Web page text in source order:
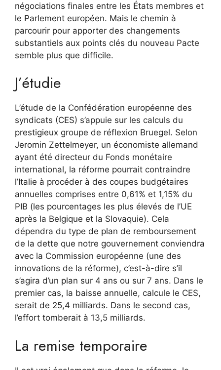
négociations finales entre les États membres et
le Parlement européen. Mais le chemin à
parcourir pour apporter des changements
substantiels aux points clés du nouveau Pacte
semble plus que difficile.
J’étudie
L’étude de la Confédération européenne des
syndicats (CES) s’appuie sur les calculs du
prestigieux groupe de réflexion Bruegel. Selon
Jeromin Zettelmeyer, un économiste allemand
ayant été directeur du Fonds monétaire
international, la réforme pourrait contraindre
l’Italie à procéder à des coupes budgétaires
annuelles comprises entre 0,61% et 1,15% du
PIB (les pourcentages les plus élevés de l’UE
après la Belgique et la Slovaquie). Cela
dépendra du type de plan de remboursement
de la dette que notre gouvernement conviendra
avec la Commission européenne (une des
innovations de la réforme), c’est-à-dire s’il
s’agira d’un plan sur 4 ans ou sur 7 ans. Dans le
premier cas, la baisse annuelle, calcule le CES,
serait de 25,4 milliards. Dans le second cas,
l’effort tomberait à 13,5 milliards.
La remise temporaire